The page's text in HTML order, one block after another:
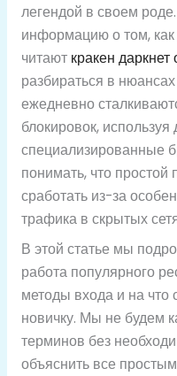
легендой в своем
информацию о том,
читают кракен
разбираться в
ежедневно
блокировок, используя
специализированные
понимать, что
сработать из-за
трафика в скрытых
В этой статье мы
работа популярного
методы входа и на что
новичку. Мы не будем
терминов без
объяснить все